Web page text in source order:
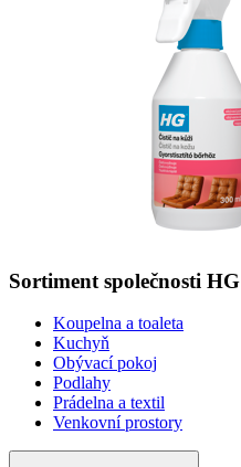
Sortiment společnosti HG
Koupelna a toaleta
Kuchyň
Obývací pokoj
Podlahy
Prádelna a textil
Venkovní prostory